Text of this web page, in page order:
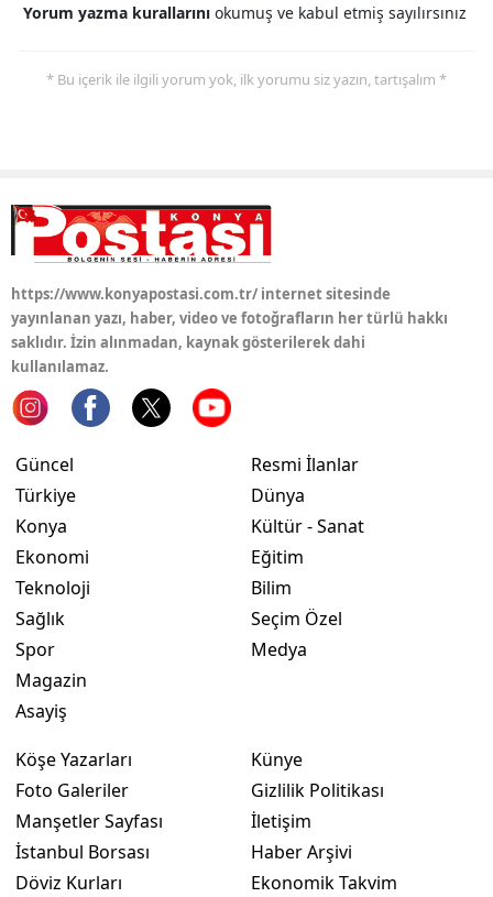
Osmaniye
Yorum yazma kurallarını okumuş ve kabul etmiş sayılırsınız
* Bu içerik ile ilgili yorum yok, ilk yorumu siz yazın, tartışalım *
https://www.konyapostasi.com.tr/ internet sitesinde
yayınlanan yazı, haber, video ve fotoğrafların her türlü hakkı
saklıdır. İzin alınmadan, kaynak gösterilerek dahi
kullanılamaz.
Güncel
Türkiye
Konya
Ekonomi
Teknoloji
Sağlık
Spor
Magazin
Asayiş
Resmi İlanlar
Dünya
Kültür - Sanat
Eğitim
Bilim
Seçim Özel
Medya
Köşe Yazarları
Foto Galeriler
Manşetler Sayfası
İstanbul Borsası
Döviz Kurları
Künye
Gizlilik Politikası
İletişim
Haber Arşivi
Ekonomik Takvim